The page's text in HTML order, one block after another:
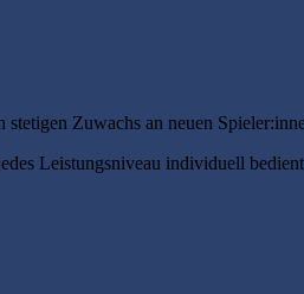
Zuwachs an neuen
Leistungsniveau individuell